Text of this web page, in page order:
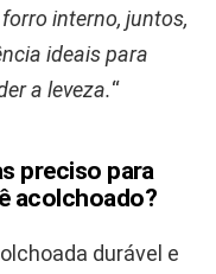
interno, juntos,
ideais para
a leveza.“
preciso para
acolchoado?
durável e